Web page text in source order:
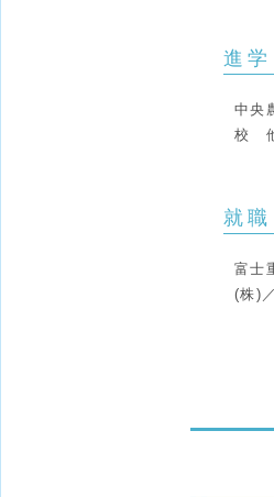
進学
中央
校
就職
富士
(株)